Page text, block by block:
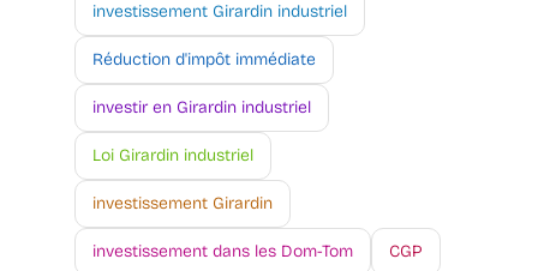
investissement Girardin industriel
Réduction d'impôt immédiate
investir en Girardin industriel
Loi Girardin industriel
investissement Girardin
investissement dans les Dom-Tom CGP